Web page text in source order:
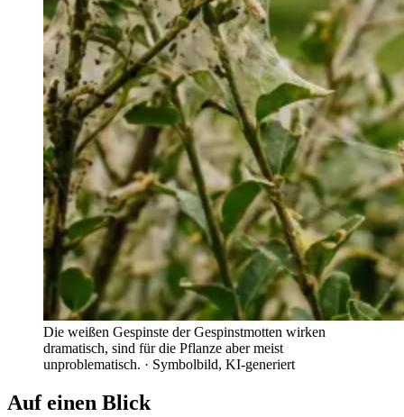
Die weißen Gespinste der Gespinstmotten wirken
dramatisch, sind für die Pflanze aber meist
unproblematisch. · Symbolbild, KI-generiert
Auf einen Blick